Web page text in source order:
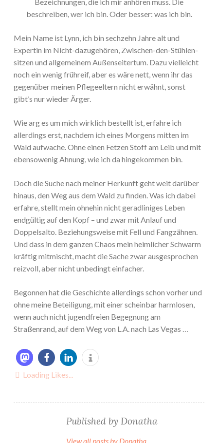
Bezeichnungen, die ich mir anhören muss. Die
beschreiben, wer ich bin. Oder besser: was ich bin.
Mein Name ist Lynn, ich bin sechzehn Jahre alt und
Expertin im Nicht-dazugehören, Zwischen-den-Stühlen-
sitzen und allgemeinem Außenseitertum. Dazu vielleicht
noch ein wenig frühreif, aber es wäre nett, wenn ihr das
gegenüber meinen Pflegeeltern nicht erwähnt, sonst
gibt’s nur wieder Ärger.
Wie arg es um mich wirklich bestellt ist, erfahre ich
allerdings erst, nachdem ich eines Morgens mitten im
Wald aufwache. Ohne einen Fetzen Stoff am Leib und mit
ebensowenig Ahnung, wie ich da hingekommen bin.
Doch die Suche nach meiner Herkunft geht weit darüber
hinaus, den Weg aus dem Wald zu finden. Was ich dabei
erfahre, stellt mein ohnehin nicht geradliniges Leben
endgültig auf den Kopf – und zwar mit Anlauf und
Doppelsalto. Beziehungsweise mit Fell und Fangzähnen.
Und dass in dem ganzen Chaos mein heimlicher Schwarm
kräftig mitmischt, macht die Sache zwar ausgesprochen
reizvoll, aber nicht unbedingt einfacher.
Begonnen hat die Geschichte allerdings schon vorher und
ohne meine Beteiligung, mit einer scheinbar harmlosen,
wenn auch nicht jugendfreien Begegnung am
Straßenrand, auf dem Weg von L.A. nach Las Vegas …
Loading Likes...
Published by Donatha
View all posts by Donatha